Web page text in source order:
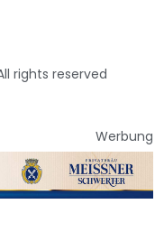
rights reserved
Werbung